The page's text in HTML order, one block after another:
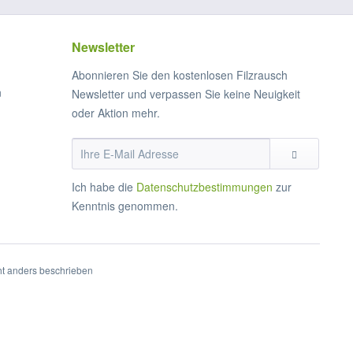
Newsletter
Abonnieren Sie den kostenlosen Filzrausch
Newsletter und verpassen Sie keine Neuigkeit
oder Aktion mehr.
Ich habe die Datenschutzbestimmungen zur
Kenntnis genommen.
anders beschrieben